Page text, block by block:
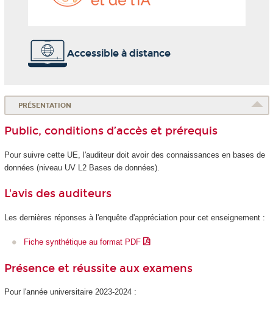
Accessible à distance
PRÉSENTATION
Public, conditions d’accès et prérequis
Pour suivre cette UE, l'auditeur doit avoir des connaissances en bases de
données (niveau UV L2 Bases de données).
L'avis des auditeurs
Les dernières réponses à l'enquête d'appréciation pour cet enseignement :
Fiche synthétique au format PDF
Présence et réussite aux examens
Pour l'année universitaire 2023-2024 :